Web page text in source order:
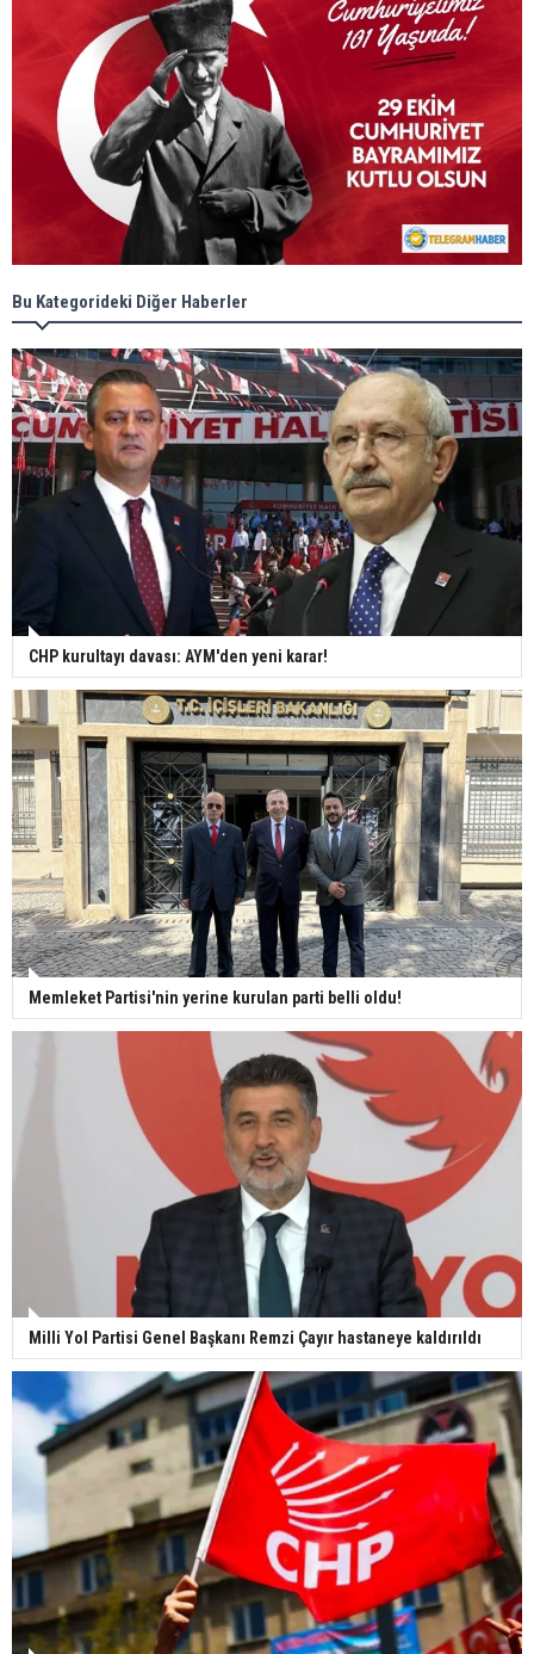
Bu Kategorideki Diğer Haberler
CHP kurultayı davası: AYM'den yeni karar!
Memleket Partisi'nin yerine kurulan parti belli oldu!
Milli Yol Partisi Genel Başkanı Remzi Çayır hastaneye kaldırıldı